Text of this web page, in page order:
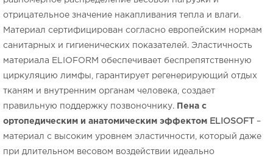
отрицательное значение накапливания тепла и влаги.
Материал сертифицирован согласно европейским нормам
санитарных и гигиенических показателей. Эластичность
материала ELIOFORM обеспечивает беспрепятственную
циркуляцию лимфы, гарантирует регенерирующий отдых
тканям и внутренним органам человека, создает
правильную поддержку позвоночнику. Пена с
ортопедическим и анатомическим эффектом ELIOSOFT –
материал с высоким уровнем эластичности, который даже
при длительном весовом воздействии идеально